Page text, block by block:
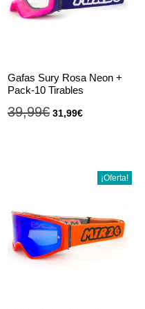
Gafas Sury Rosa Neon +
Pack-10 Tirables
39,99€ 31,99€
¡Oferta!